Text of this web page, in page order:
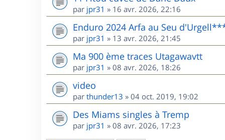
par jpr31 » 16 avr. 2026, 22:16
Enduro 2024 Arfa au Seu
par jpr31 » 13 avr. 2026, 21:45
Ma 900 ème traces Utagawavtt
par jpr31 » 08 avr. 2026, 18:26
video
par thunder13 » 04 oct. 2019, 19:02
Des Miams singles à Tremp
par jpr31 » 08 avr. 2026, 17:23